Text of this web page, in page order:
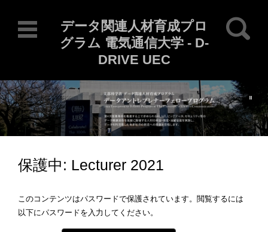
データ関連人材育成プロ
グラム 電気通信大学 - D-
DRIVE UEC
検索:
コンテンツに移動
保護中: Lecturer 2021
このコンテンツはパスワードで保護されています。閲覧するには
以下にパスワードを入力してください。